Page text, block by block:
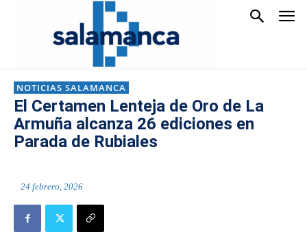
NOTICIAS SALAMANCA
El Certamen Lenteja de Oro de La
Armuña alcanza 26 ediciones en
Parada de Rubiales
24 febrero, 2026